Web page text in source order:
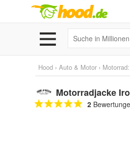
Hood › Auto & Motor ›
Motorradjacke
2